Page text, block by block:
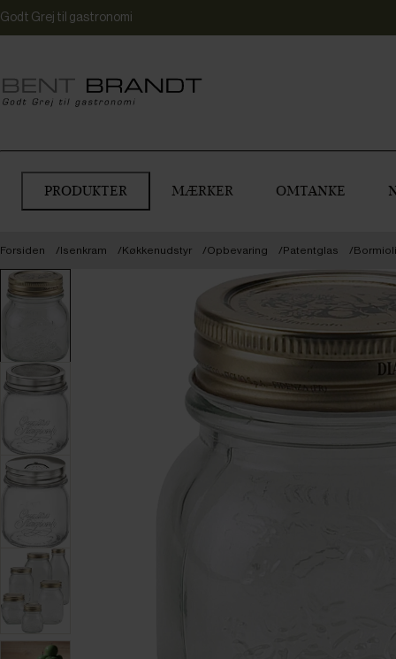
Godt Grej til gastronomi
PRODUKTER MÆRKER OMTANKE
Forsiden Isenkram Køkkenudstyr Opbevaring Patentglas